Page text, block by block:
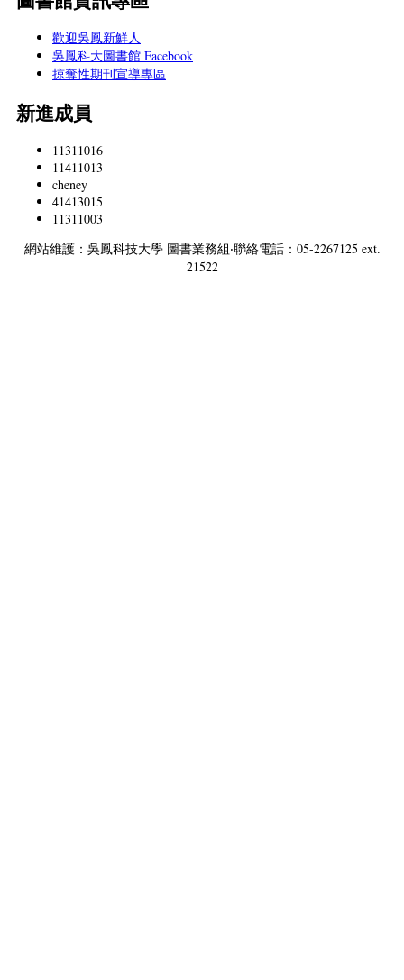
歡迎吳鳳新鮮人
吳鳳科大圖書館 Facebook
掠奪性期刊宣導專區
新進成員
11311016
11411013
cheney
41413015
11311003
網站維護：吳鳳科技大學 圖書業務組‧聯絡電話：05-2267125 ext.
21522